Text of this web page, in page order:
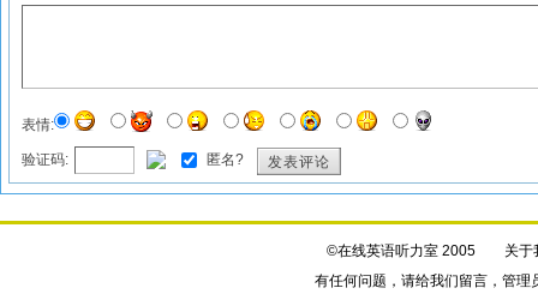
表情:
验证码: 匿名? 发表评论
©在线英语听力室 2005 关于
有任何问题，请给我们留言，管理